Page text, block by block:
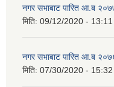
नगर सभाबाट पारित आ.ब
मिति: 09/12/2020 - 13:11
नगर सभाबाट पारित आ.ब
मिति: 07/30/2020 - 15:32